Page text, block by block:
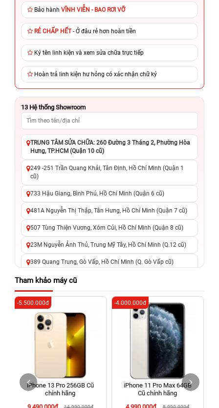
Bảo hành VĨNH VIỄN - BAO RƠI VỠ
RẺ CHẤP HẾT- Ở đâu rẻ hơn hoàn tiền
Ký tên linh kiện và xem sửa chữa trực tiếp
Hoàn trả linh kiện hư hỏng có xác nhận chữ ký
13 Hệ thống Showroom
TRUNG TÂM SỬA CHỮA: 260 Đường 3 Tháng 2, Phường Hòa
Hưng, TP.HCM (Quận 10 cũ)
249 -251 Trần Quang Khải, Tân Định, Hồ Chí Minh (Quận 1
cũ)
733 Hậu Giang, Bình Phú, Hồ Chí Minh (Quận 6 cũ)
481A Nguyễn Thị Thập, Tân Hưng, Hồ Chí Minh (Quận 7 cũ)
507 Tùng Thiện Vương, Xóm Củi, Hồ Chí Minh (Quận 8 cũ)
23M Nguyễn Ảnh Thủ, Trung Mỹ Tây, Hồ Chí Minh (Q.12 cũ)
389 Quang Trung, Gò Vấp, Hồ Chí Minh (Q. Gò Vấp cũ)
625 - 625A Âu Cơ, Tân Phú, Hồ Chí Minh (Quận Tân Phú cũ)
326 Lê Văn Việt, Tăng Nhơn Phú, Hồ Chí Minh (Q.9 TP. Thủ
Đức cũ)
256 Võ Văn Ngân, Thủ Đức, Hồ Chí Minh (Bình Thọ, TP. Thủ
Đức Cũ)
70 Nguyễn An Ninh, Dĩ An, Hồ Chí Minh (Bình Dương Cũ)
24h Vũng Tàu: 162A Ba Cu, Vũng Tàu, Hồ Chí Minh (TP. Vũng
Tàu cũ)
198 Hoàng Văn Thụ, Tân Sơn Nhất, Hồ Chí Minh (Tân Bình
Tham khảo máy cũ
iPhone 13 Pro 256GB Cũ
chính hãng
14.990.000đ
-5.500.000đ
iPhone 11 Pro Max 64GB
Cũ chính hãng
8.990.000đ
-4.000.000đ